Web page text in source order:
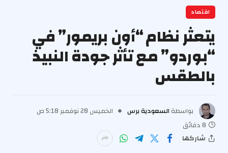
اقتصاد
يتعثر نظام “أون بريمور” في
“بوردو” مع تأثر جودة النبيذ
بالطقس
بواسطة السعودية برس
الخميس 28 نوفمبر 5:18 ص
8 دقائق
شاركها